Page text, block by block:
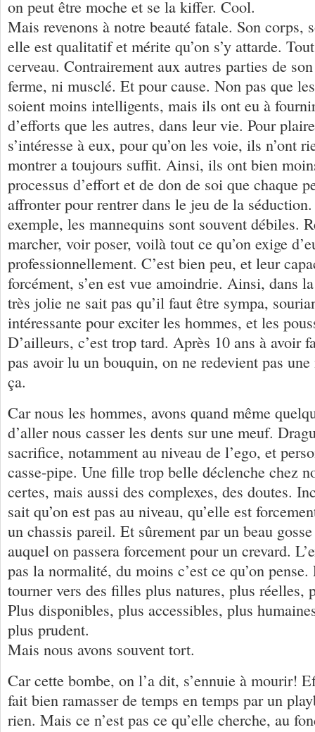
on peut être moche et se la kiffer. Cool.
Mais revenons à notre beauté fatale. Son corps,
elle est qualitatif et mérite qu’on s’y attarde.
cerveau. Contrairement aux autres parties de
ferme, ni musclé. Et pour cause. Non pas que
soient moins intelligents, mais ils ont eu à
d’efforts que les autres, dans leur vie. Pour
s’intéresse à eux, pour qu’on les voie, ils n’ont
montrer a toujours suffit. Ainsi, ils ont bien
processus d’effort et de don de soi que chaque
affronter pour rentrer dans le jeu de la
exemple, les mannequins sont souvent débiles.
marcher, voir poser, voilà tout ce qu’on exige
professionnellement. C’est bien peu, et leur
forcément, s’en est vue amoindrie. Ainsi, dans
très jolie ne sait pas qu’il faut être sympa,
intéressante pour exciter les hommes, et les
D’ailleurs, c’est trop tard. Après 10 ans à avoir
pas avoir lu un bouquin, on ne redevient pas
ça.
Car nous les hommes, avons quand même
d’aller nous casser les dents sur une meuf.
sacrifice, notamment au niveau de l’ego, et
casse-pipe. Une fille trop belle déclenche chez
certes, mais aussi des complexes, des doutes.
sait qu’on est pas au niveau, qu’elle est
un chassis pareil. Et sûrement par un beau
auquel on passera forcement pour un crevard.
pas la normalité, du moins c’est ce qu’on
tourner vers des filles plus natures, plus réelles,
Plus disponibles, plus accessibles, plus
plus prudent.
Mais nous avons souvent tort.
Car cette bombe, on l’a dit, s’ennuie à mourir!
fait bien ramasser de temps en temps par un
rien. Mais ce n’est pas ce qu’elle cherche, au